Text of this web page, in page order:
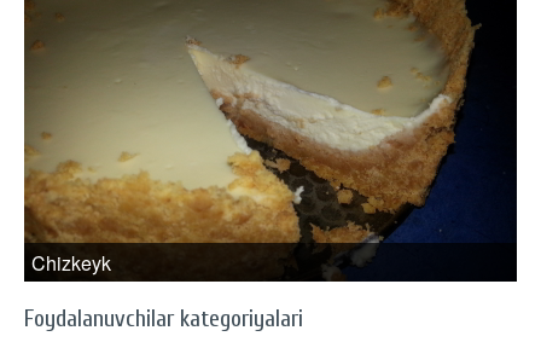
Chizkeyk
Foydalanuvchilar kategoriyalari